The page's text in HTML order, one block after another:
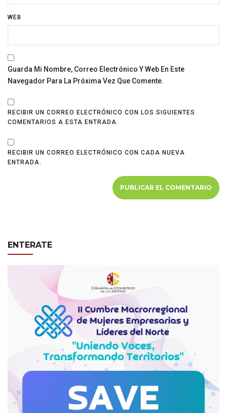
WEB
Guarda Mi Nombre, Correo Electrónico Y Web En Este
Navegador Para La Próxima Vez Que Comente.
RECIBIR UN CORREO ELECTRÓNICO CON LOS SIGUIENTES
COMENTARIOS A ESTA ENTRADA.
RECIBIR UN CORREO ELECTRÓNICO CON CADA NUEVA
ENTRADA.
ENTERATE